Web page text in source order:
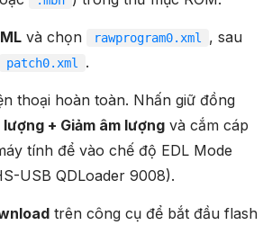
và chọn rawprogram0.xml
, sau
patch0.xml .
thoại hoàn toàn. Nhấn giữ đồng
+ Giảm âm lượngvà cắm cáp
tính để vào chế độ EDL Mode
USB QDLoader 9008).
trên công cụ để bắt đầu flash